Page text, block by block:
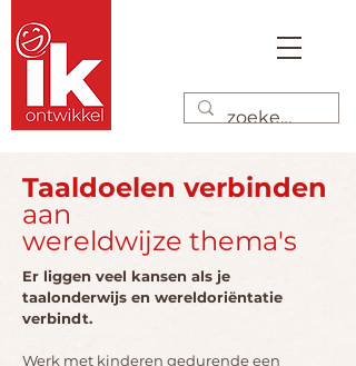
Taaldoelen verbinden
aan
wereldwijze thema's
Er liggen veel kansen als je
taalonderwijs en wereldoriëntatie
verbindt.
Werk met kinderen gedurende een